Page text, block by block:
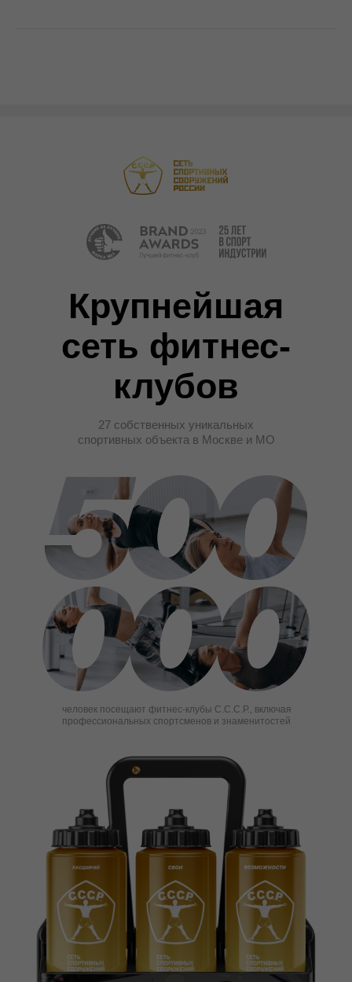
Крупнейшая
сеть фитнес-
клубов
27 собственных уникальных
спортивных объекта в Москве и МО
человек посещают фитнес-клубы С.С.С.Р., включая
профессиональных спортсменов и знаменитостей